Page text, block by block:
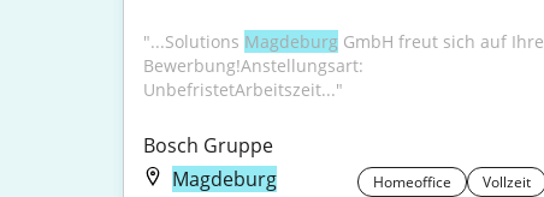
"...Solutions Magdeburg GmbH freut sich auf Ihre
Bewerbung!Anstellungsart:
UnbefristetArbeitszeit..."
Bosch Gruppe
Magdeburg
Homeoffice Vollzeit